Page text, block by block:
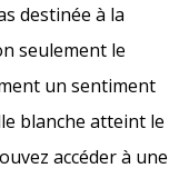
destinée à la
seulement le
un sentiment
blanche atteint le
accéder à une